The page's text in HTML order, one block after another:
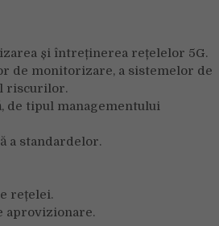
și întreținerea rețelelor 5G.
de monitorizare, a sistemelor de
riscurilor.
de tipul managementului
a standardelor.
rețelei.
aprovizionare.